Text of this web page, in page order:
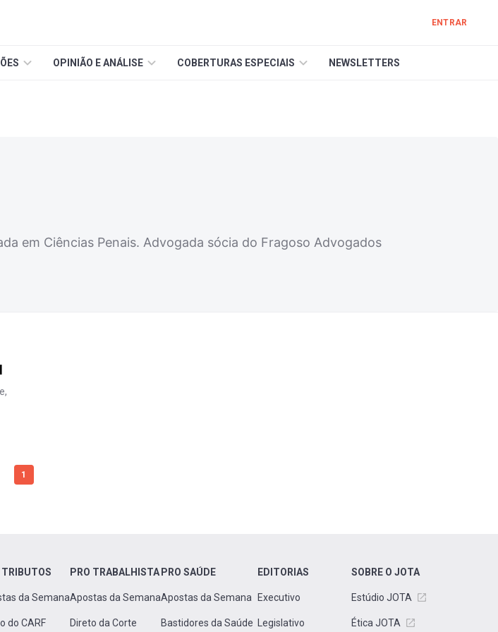
ENTRAR
OPINIÃO E ANÁLISE COBERTURAS ESPECIAIS NEWSLETTERS
em Ciências Penais. Advogada sócia do Fragoso Advogados
1
TRIBUTOS
da Semana
do CARF
PRO TRABALHISTA
Apostas da Semana
Direto da Corte
PRO SAÚDE
Apostas da Semana
Bastidores da Saúde
EDITORIAS
Executivo
Legislativo
SOBRE O JOTA
Estúdio JOTA
Ética JOTA